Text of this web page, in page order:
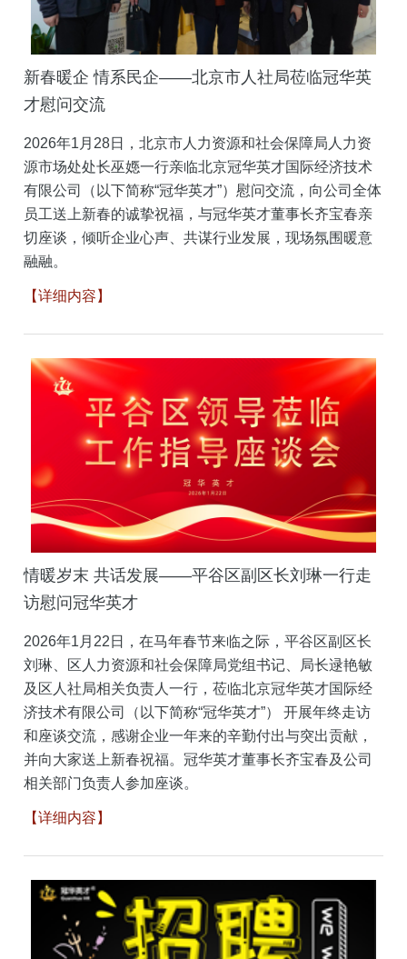
新春暖企 情系民企——北京市人社局莅临冠华英
才慰问交流
2026年1月28日，北京市人力资源和社会保障局人力资
源市场处处长巫嫕一行亲临北京冠华英才国际经济技术
有限公司（以下简称“冠华英才”）慰问交流，向公司全体
员工送上新春的诚挚祝福，与冠华英才董事长齐宝春亲
切座谈，倾听企业心声、共谋行业发展，现场氛围暖意
融融。
【详细内容】
情暖岁末 共话发展——平谷区副区长刘琳一行走
访慰问冠华英才
2026年1月22日，在马年春节来临之际，平谷区副区长
刘琳、区人力资源和社会保障局党组书记、局长逯艳敏
及区人社局相关负责人一行，莅临北京冠华英才国际经
济技术有限公司（以下简称“冠华英才”） 开展年终走访
和座谈交流，感谢企业一年来的辛勤付出与突出贡献，
并向大家送上新春祝福。冠华英才董事长齐宝春及公司
相关部门负责人参加座谈。
【详细内容】